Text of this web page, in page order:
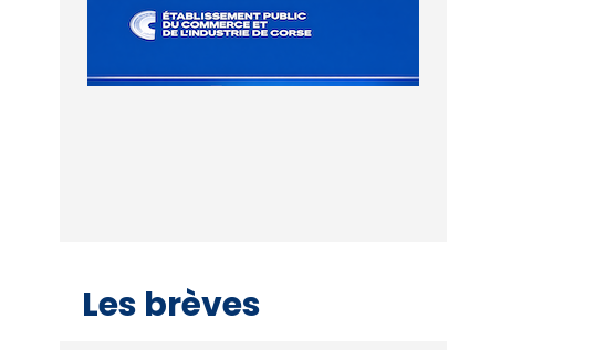
Les brèves